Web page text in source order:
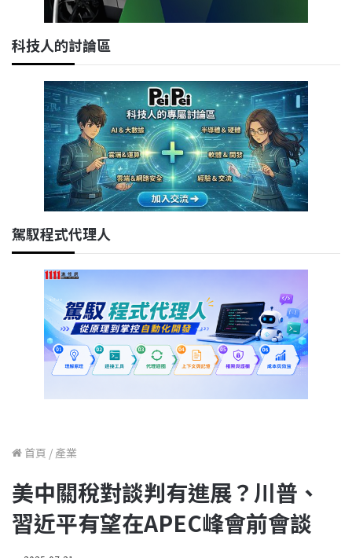
科技人的討論區
駕馭程式代理人